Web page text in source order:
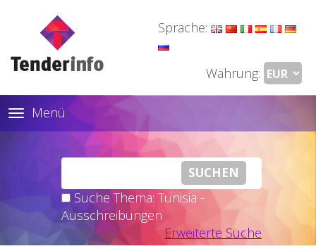
Sprache:
Währung:
Toggle
navigation
Menü
Suche Thema: Tunisia -
Ausschreibungen
Erweiterte Suche